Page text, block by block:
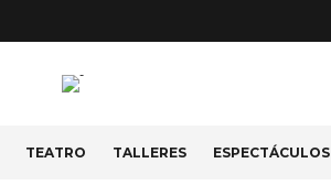
TEATRO TALLERES ESPECTÁCULOS